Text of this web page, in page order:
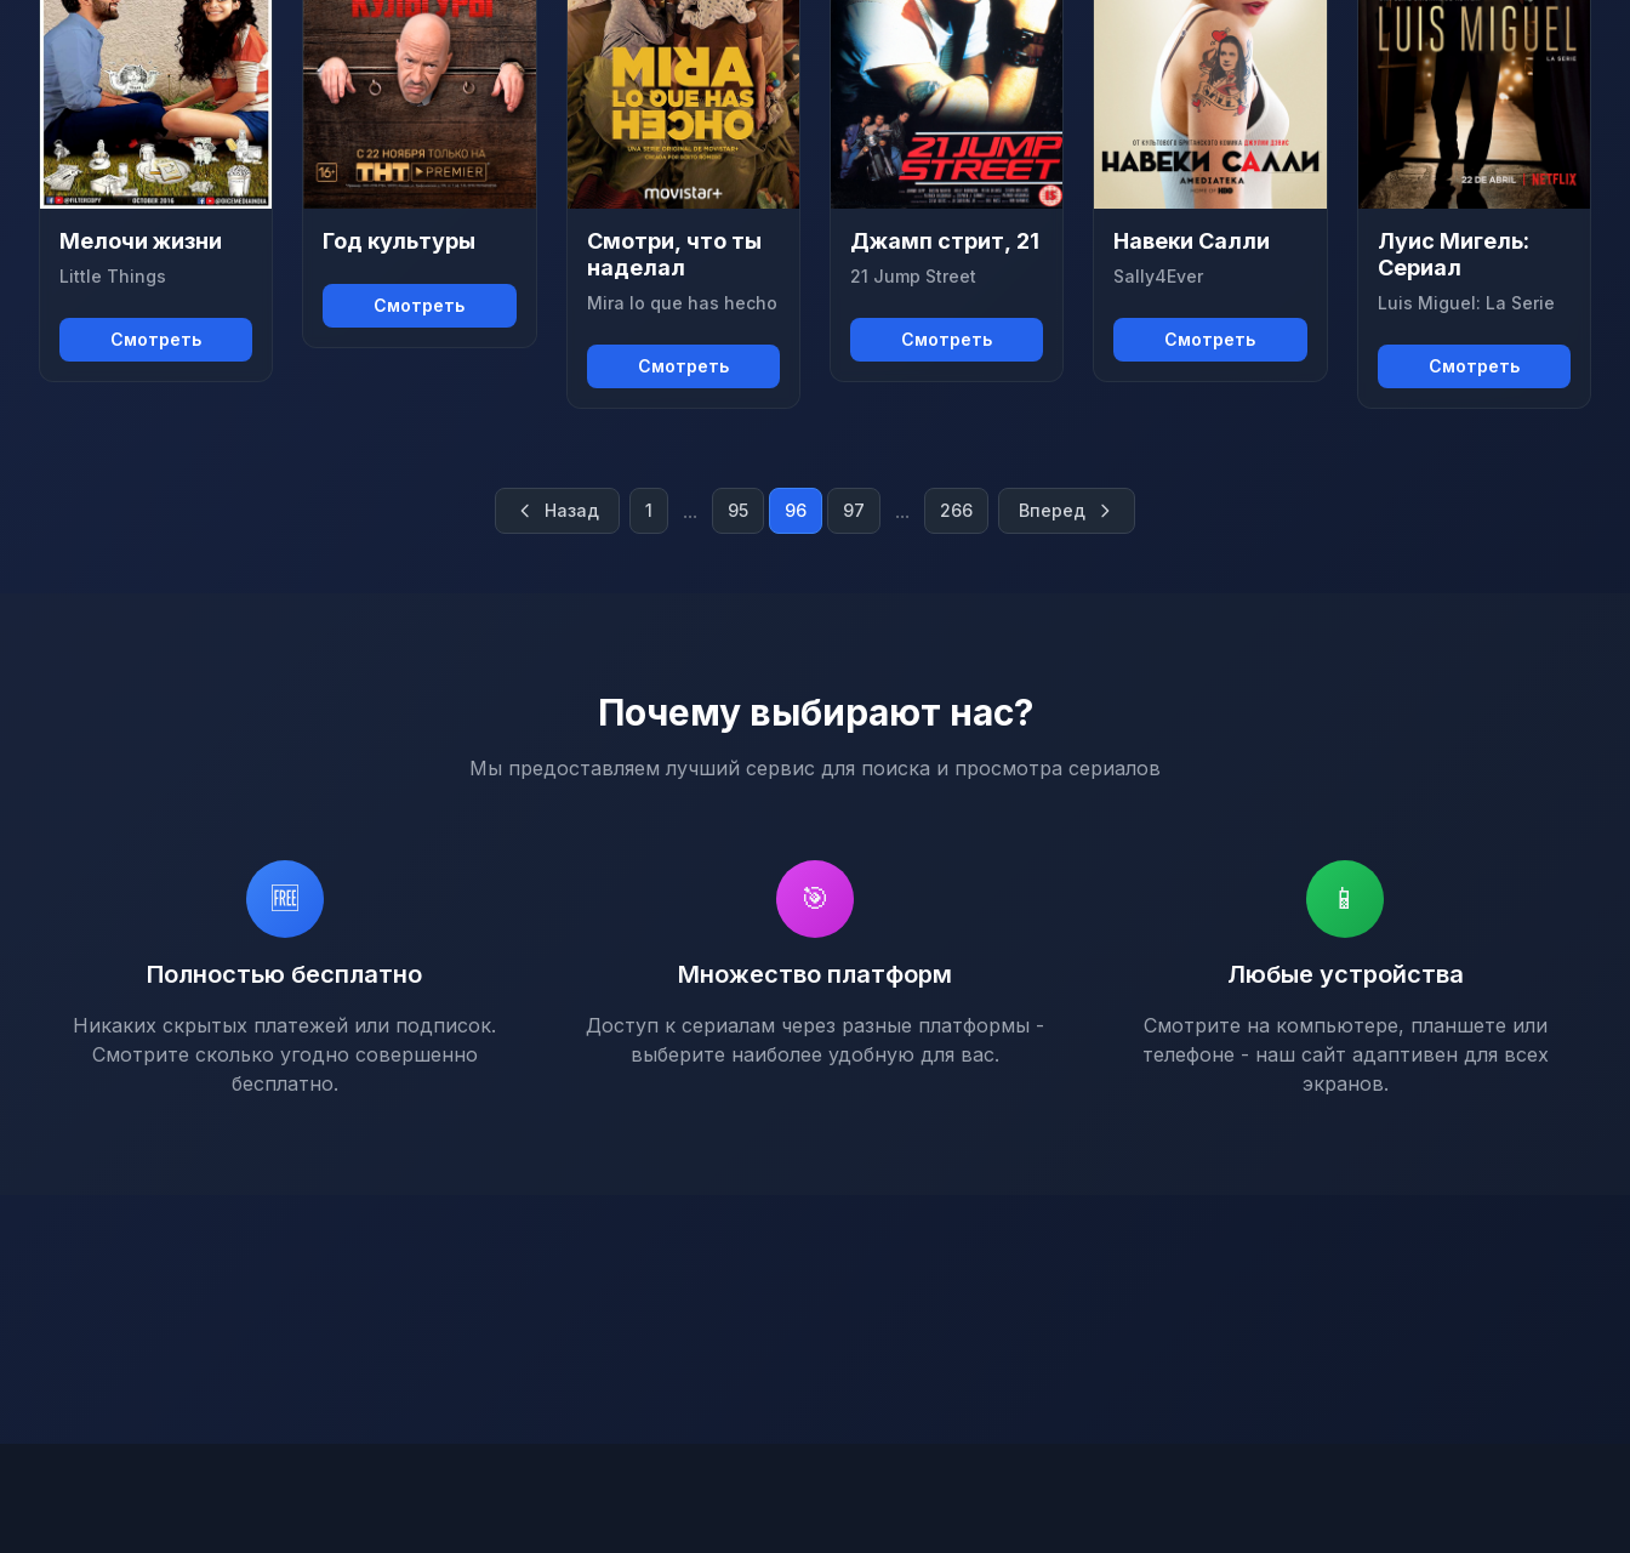
Мелочи жизни
Little Things
Смотреть
Год культуры
Смотреть
Смотри, что ты
наделал
Mira lo que has hecho
Смотреть
Джамп стрит, 21
21 Jump Street
Смотреть
Навеки Салли
Sally4Ever
Смотреть
Луис Мигель:
Сериал
Luis Miguel: La Serie
Смотреть
Назад 1 ... 95 96 97 ... 266 Вперед
Почему выбирают нас?
Мы предоставляем лучший сервис для поиска и просмотра сериалов
🆓
Полностью бесплатно
Никаких скрытых платежей или подписок.
Смотрите сколько угодно совершенно
бесплатно.
🎯
Множество платформ
Доступ к сериалам через разные платформы -
выберите наиболее удобную для вас.
📱
Любые устройства
Смотрите на компьютере, планшете или
телефоне - наш сайт адаптивен для всех
экранов.